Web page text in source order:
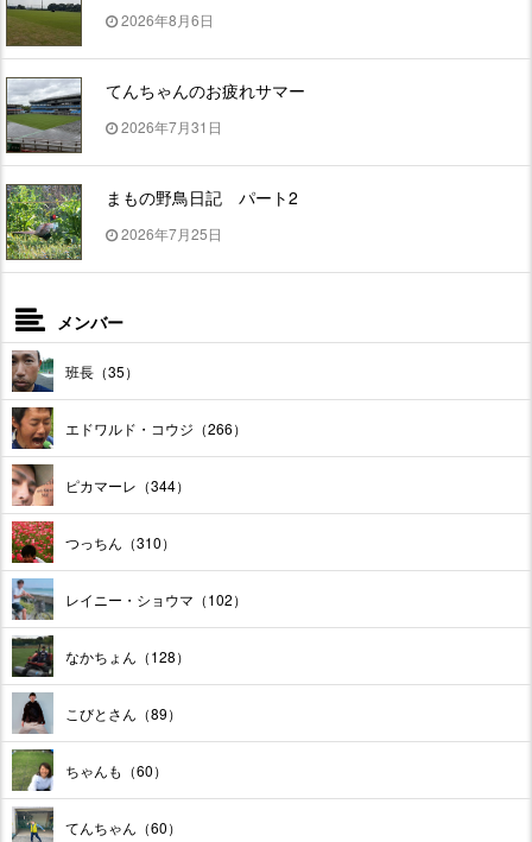
2026年8月6日
てんちゃんのお疲れサマー
2026年7月31日
まもの野鳥日記 パート2
2026年7月25日
メンバー
班長（35）
エドワルド・コウジ（266）
ピカマーレ（344）
つっちん（310）
レイニー・ショウマ（102）
なかちょん（128）
こびとさん（89）
ちゃんも（60）
てんちゃん（60）